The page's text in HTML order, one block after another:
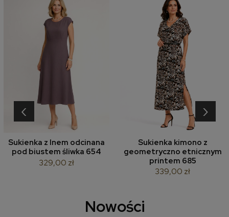
Sukienka z lnem odcinana
pod biustem śliwka 654
329,00 zł
Sukienka kimono z
geometryczno etnicznym
printem 685
339,00 zł
‹ ›
Nowości